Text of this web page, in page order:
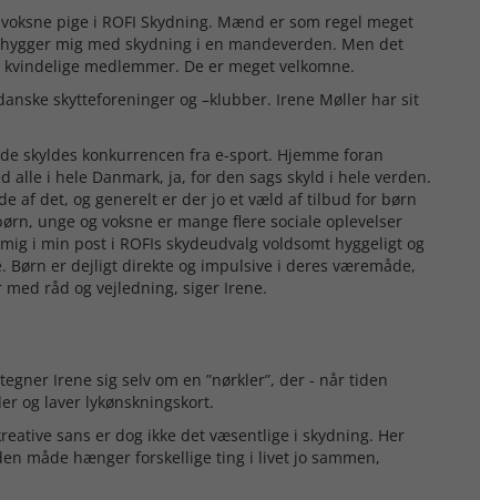
pige i ROFI Skydning. Mænd er som regel meget
mig med skydning i en mandeverden. Men det
medlemmer. De er meget velkomne.
skytteforeninger og –klubber. Irene Møller har sit
skyldes konkurrencen fra e-sport. Hjemme foran
i hele Danmark, ja, for den sags skyld i hele verden.
af det, og generelt er der jo et væld af tilbud for børn
unge og voksne er mange flere sociale oplevelser
i min post i ROFIs skydeudvalg voldsomt hyggeligt og
er dejligt direkte og impulsive i deres væremåde,
råd og vejledning, siger Irene.
Irene sig selv om en ”nørkler”, der - når tiden
og laver lykønskningskort.
sans er dog ikke det væsentlige i skydning. Her
måde hænger forskellige ting i livet jo sammen,